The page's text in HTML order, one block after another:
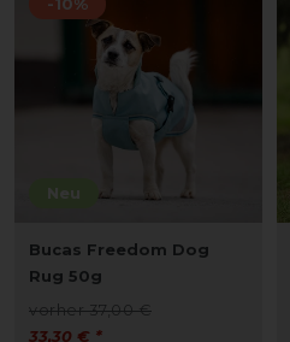
Neu
-10%
Bucas Freedom Dog
Rug 50g
vorher 37,00 €
33,30 € *